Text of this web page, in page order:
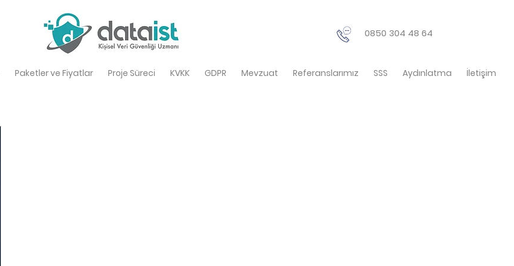
0850 304 48 64
Paketler ve Fiyatlar Proje Süreci KVKK GDPR Mevzuat Referanslarımız SSS Aydınlatma İletişim